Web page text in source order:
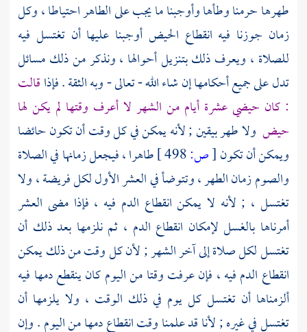
طهرها حرمنا وطأها وأوجبنا ما يجب على الطاهر احتياطا ، وكل
زمان جوزنا فيه انقطاع الحيض أوجبنا عليها أن تغتسل فيه
للصلاة ، ويعرف ذلك بتنزيل أحوالها ، ونذكر من ذلك مسائل
تدل على جميع أحكامها إن شاء الله - تعالى - وبه الثقة . فإذاقالت
: كان حيضي عشرة أيام من الشهر لا أعرف وقتها لم يكن لها
حيض ولا طهر بيقين ; لأنه يمكن في كل وقت أن تكون حائضا
ويمكن أن تكون[ص:
طاهرا ، فيجعل زمانها في الصلاة
والصوم زمان الطهر ، وتتوضأ في العشر الأول لكل فريضة ، ولا
تغتسل ، ; لأنه لا يمكن انقطاع الدم فيه ، فإذا مضى العشر
أمرناها بالغسل لإمكان انقطاع الدم ، ثم نلزمها بعد ذلك أن
تغتسل لكل صلاة إلى آخر الشهر ; لأن كل وقت من ذلك يمكن
انقطاع الدم فيه ، فإن عرفت وقتا من اليوم كان ينقطع دمها فيه
ألزمناها أن تغتسل كل يوم في ذلك الوقت ، ولا يلزمها أن
تغتسل في غيره ; لأنا قد علمنا وقت انقطاع دمها من اليوم . وإن